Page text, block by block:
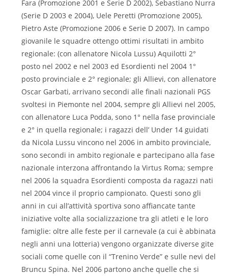
Fara (Promozione 2001 e Serie D 2002), Sebastiano Nurra
(Serie D 2003 e 2004), Uele Peretti (Promozione 2005),
Pietro Aste (Promozione 2006 e Serie D 2007). In campo
giovanile le squadre ottengo ottimi risultati in ambito
regionale: (con allenatore Nicola Lussu) Aquilotti 2°
posto nel 2002 e nel 2003 ed Esordienti nel 2004 1°
posto provinciale e 2° regionale; gli Allievi, con allenatore
Oscar Garbati, arrivano secondi alle finali nazionali PGS
svoltesi in Piemonte nel 2004, sempre gli Allievi nel 2005,
con allenatore Luca Podda, sono 1° nella fase provinciale
e 2° in quella regionale; i ragazzi dell’ Under 14 guidati
da Nicola Lussu vincono nel 2006 in ambito provinciale,
sono secondi in ambito regionale e partecipano alla fase
nazionale interzona affrontando la Virtus Roma; sempre
nel 2006 la squadra Esordienti composta da ragazzi nati
nel 2004 vince il proprio campionato. Questi sono gli
anni in cui all’attività sportiva sono affiancate tante
iniziative volte alla socializzazione tra gli atleti e le loro
famiglie: oltre alle feste per il carnevale (a cui è abbinata
negli anni una lotteria) vengono organizzate diverse gite
sociali come quelle con il “Trenino Verde” e sulle nevi del
Bruncu Spina. Nel 2006 partono anche quelle che si